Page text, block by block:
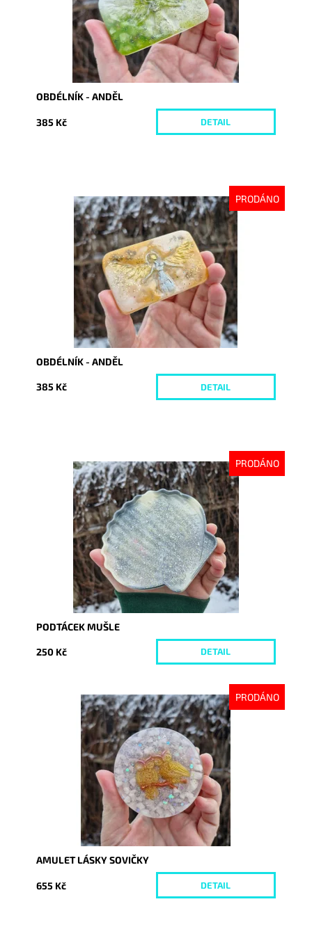
OBDÉLNÍK - ANDĚL
385 Kč DETAIL
PRODÁNO
Dostupnost:
Vyprodáno
10085
OBDÉLNÍK - ANDĚL
385 Kč DETAIL
PRODÁNO
Dostupnost:
Vyprodáno
10091
PODTÁCEK MUŠLE
250 Kč DETAIL
PRODÁNO
Dostupnost:
Vyprodáno
10087
AMULET LÁSKY SOVIČKY
655 Kč DETAIL